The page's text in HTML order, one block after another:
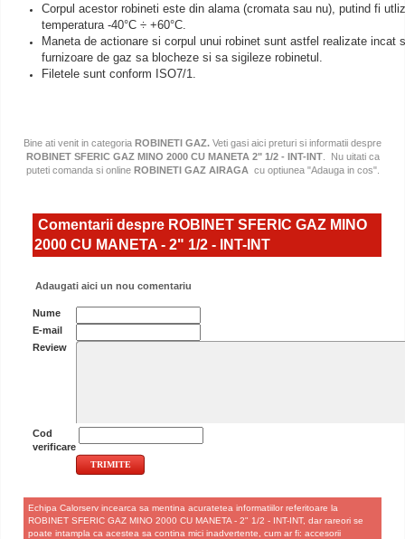
Corpul acestor robineti este din alama (cromata sau nu), putind fi
temperatura -40°C ÷ +60°C.
Maneta de actionare si corpul unui robinet sunt astfel realizate incat
furnizoare de gaz sa blocheze si sa sigileze robinetul.
Filetele sunt conform ISO7/1.
Bine ati venit in categoria ROBINETI GAZ. Veti gasi aici preturi si informatii despre
ROBINET SFERIC GAZ MINO 2000 CU MANETA 2" 1/2 - INT-INT. Nu uitati ca
puteti comanda si online ROBINETI GAZ AIRAGA cu optiunea "Adauga in cos".
Comentarii despre ROBINET SFERIC GAZ MINO
2000 CU MANETA - 2" 1/2 - INT-INT
Adaugati aici un nou comentariu
Nume
E-mail
Review
Cod
verificare
Echipa Calorserv incearca sa mentina acuratetea informatiilor referitoare la
ROBINET SFERIC GAZ MINO 2000 CU MANETA - 2" 1/2 - INT-INT, dar rareori se
poate intampla ca acestea sa contina mici inadvertente, cum ar fi: accesorii